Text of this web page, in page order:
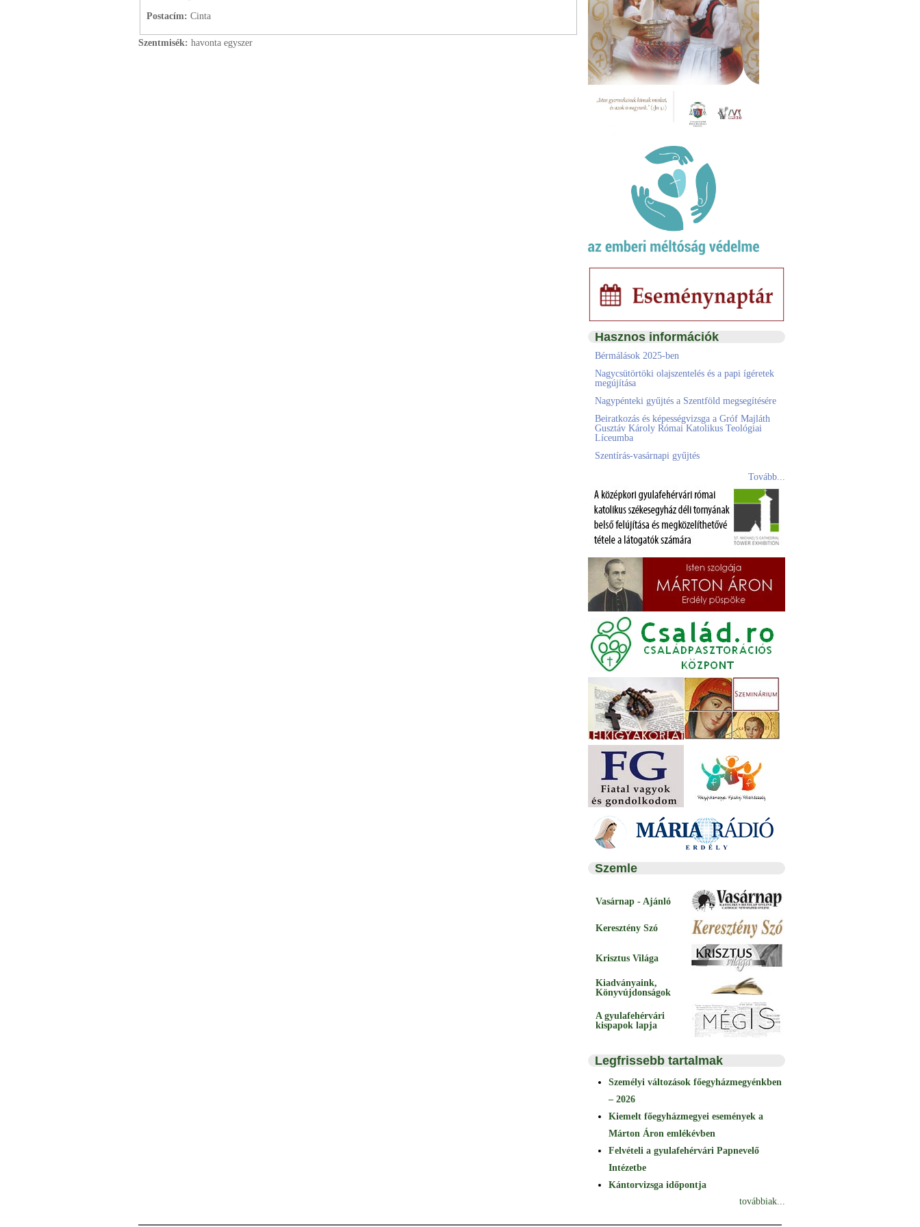
Postacím: Cinta
Szentmisék: havonta egyszer
Hasznos információk
Bérmálások 2025-ben
Nagycsütörtöki olajszentelés és a papi ígéretek
megújítása
Nagypénteki gyűjtés a Szentföld megsegítésére
Beiratkozás és képességvizsga a Gróf Majláth
Gusztáv Károly Római Katolikus Teológiai
Líceumba
Szentírás-vasárnapi gyűjtés
Tovább...
Szemle
Vasárnap - Ajánló
Keresztény Szó
Krisztus Világa
Kiadványaink,
Könyvújdonságok
A gyulafehérvári
kispapok lapja
Legfrissebb tartalmak
Személyi változások főegyházmegyénkben
– 2026
Kiemelt főegyházmegyei események a
Márton Áron emlékévben
Felvételi a gyulafehérvári Papnevelő
Intézetbe
Kántorvizsga időpontja
továbbiak...